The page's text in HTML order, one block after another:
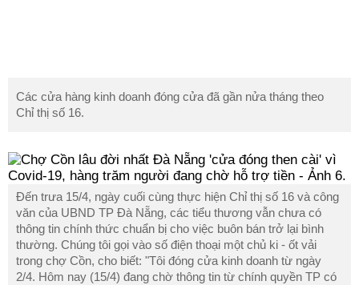
Các cửa hàng kinh doanh đóng cửa đã gần nửa tháng theo
Chỉ thị số 16.
Đến trưa 15/4, ngày cuối cùng thực hiện Chỉ thị số 16 và công
văn của UBND TP Đà Nẵng, các tiểu thương vẫn chưa có
thông tin chính thức chuẩn bị cho việc buôn bán trở lại bình
thường. Chúng tôi gọi vào số điện thoại một chủ ki - ốt vải
trong chợ Cồn, cho biết: "Tôi đóng cửa kinh doanh từ ngày
2/4. Hôm nay (15/4) đang chờ thông tin từ chính quyền TP có